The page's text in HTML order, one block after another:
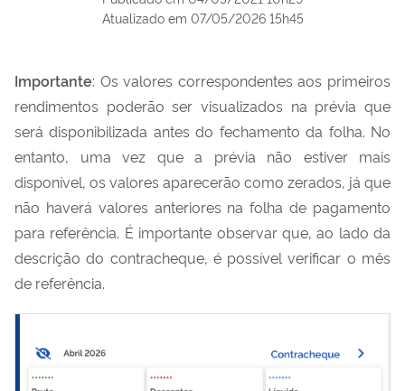
Atualizado em 07/05/2026 15h45
Importante: Os valores correspondentes aos primeiros
rendimentos poderão ser visualizados na prévia que
será disponibilizada antes do fechamento da folha. No
entanto, uma vez que a prévia não estiver mais
disponível, os valores aparecerão como zerados, já que
não haverá valores anteriores na folha de pagamento
para referência. É importante observar que, ao lado da
descrição do contracheque, é possível verificar o mês
de referência.